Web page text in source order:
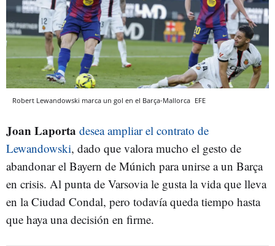
Robert Lewandowski marca un gol en el Barça-Mallorca EFE
Joan Laporta desea ampliar el contrato de
Lewandowski, dado que valora mucho el gesto de
abandonar el Bayern de Múnich para unirse a un Barça
en crisis. Al punta de Varsovia le gusta la vida que lleva
en la Ciudad Condal, pero todavía queda tiempo hasta
que haya una decisión en firme.